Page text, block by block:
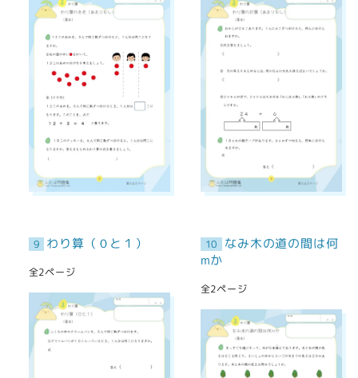
9 わり算（０と１）
全2ページ
10
なみ木の道の間は何
mか
全2ページ